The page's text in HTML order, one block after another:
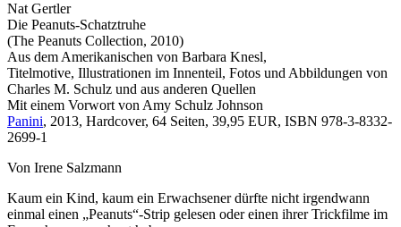
Nat Gertler
Die Peanuts-Schatztruhe
(The Peanuts Collection, 2010)
Aus dem Amerikanischen von Barbara Knesl,
Titelmotive, Illustrationen im Innenteil, Fotos und Abbildungen von
Charles M. Schulz und aus anderen Quellen
Mit einem Vorwort von Amy Schulz Johnson
Panini, 2013, Hardcover, 64 Seiten, 39,95 EUR, ISBN 978-3-8332-
2699-1
Von Irene Salzmann
Kaum ein Kind, kaum ein Erwachsener dürfte nicht irgendwann
einmal einen „Peanuts“-Strip gelesen oder einen ihrer Trickfilme im